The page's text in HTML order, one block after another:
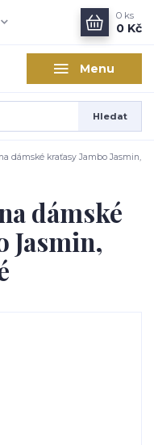
Menu
Hledat
0 ks
0 Kč
dámské kraťasy Jambo Jasmin,
dámské
Jasmin,